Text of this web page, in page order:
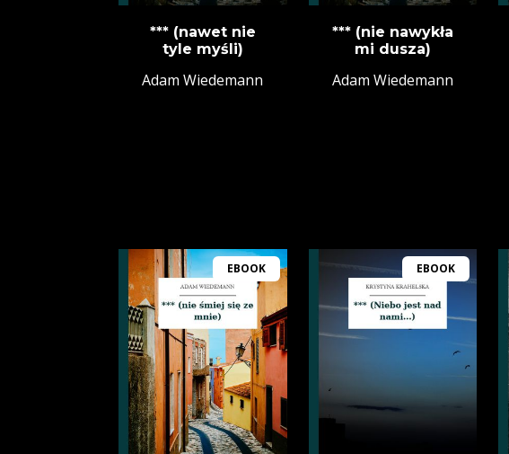
*** (nawet nie
tyle myśli)
Adam Wiedemann
*** (nie nawykła
mi dusza)
Adam Wiedemann
EBOOK EBOOK